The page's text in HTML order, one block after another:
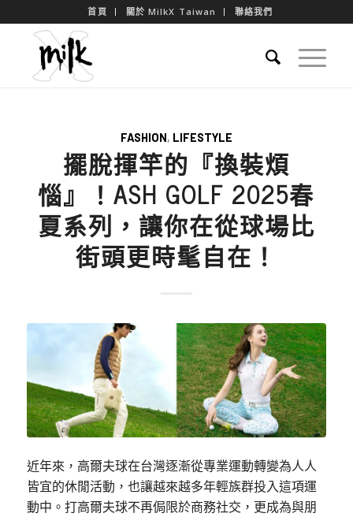
首頁 關於 MilkX Taiwan 聯絡我們
FASHION, LIFESTYLE
擺脫揮竿的『換裝煩
惱』！ASH GOLF 2025春
夏系列，讓你在從球場比
街頭更時髦自在！
近年來，高爾夫球在台灣逐漸從專業運動轉變為人人
皆宜的休閒活動，也讓越來越多年輕族群投入這項運
動中。打高爾夫球不再侷限於商務社交，更成為與朋